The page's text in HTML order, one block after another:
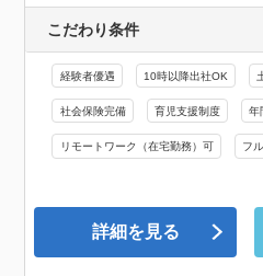
こだわり条件
経験者優遇 10時以降出社OK
社会保険完備 育児支援制度 年
リモートワーク（在宅勤務）可 フ
詳細を見る